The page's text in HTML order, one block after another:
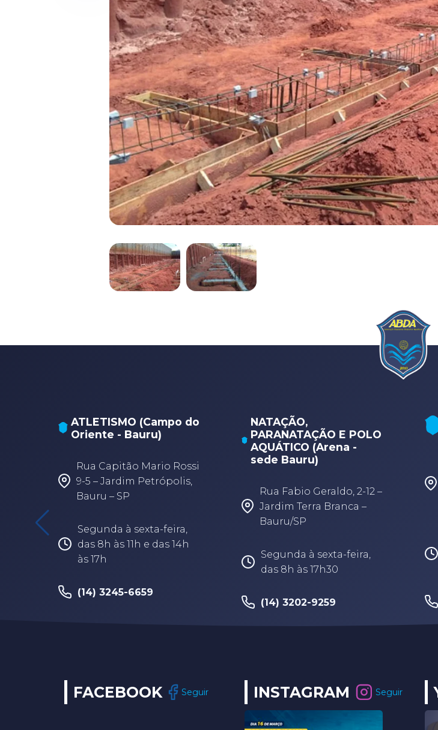
ATLETISMO (Campo do
Oriente - Bauru)
Rua Capitão Mario Rossi
9-5 – Jardim Petrópolis,
Bauru – SP
Segunda à sexta-feira,
das 8h às 11h e das 14h
às 17h
(14) 3245-6659
NATAÇÃO,
PARANATAÇÃO E POLO
AQUÁTICO (Arena -
sede Bauru)
Rua Fabio Geraldo, 2-12 –
Jardim Terra Branca –
Bauru/SP
Segunda à sexta-feira,
das 8h às 17h30
(14) 3202-9259
FACEBOOK Seguir INSTAGRAM Seguir